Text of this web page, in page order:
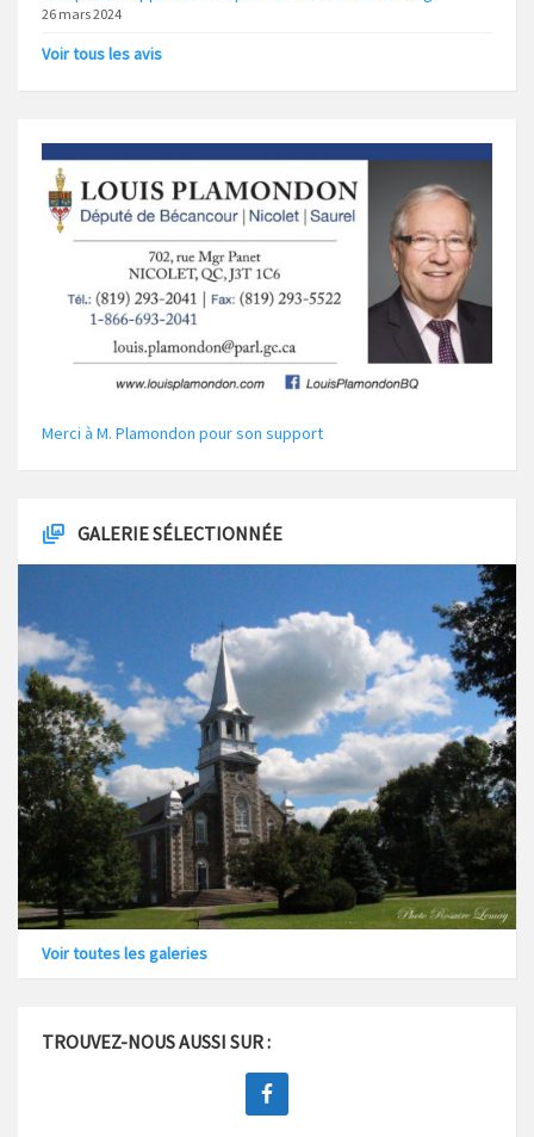
26 mars 2024
Voir tous les avis
Merci à M. Plamondon pour son support
GALERIE SÉLECTIONNÉE
Voir toutes les galeries
TROUVEZ-NOUS AUSSI SUR :